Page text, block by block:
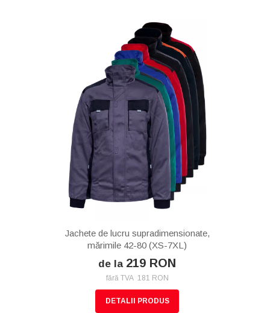
Jachete de lucru supradimensionate,
mărimile 42-80 (XS-7XL)
de la 219 RON
fără TVA 181 RON
DETALII PRODUS